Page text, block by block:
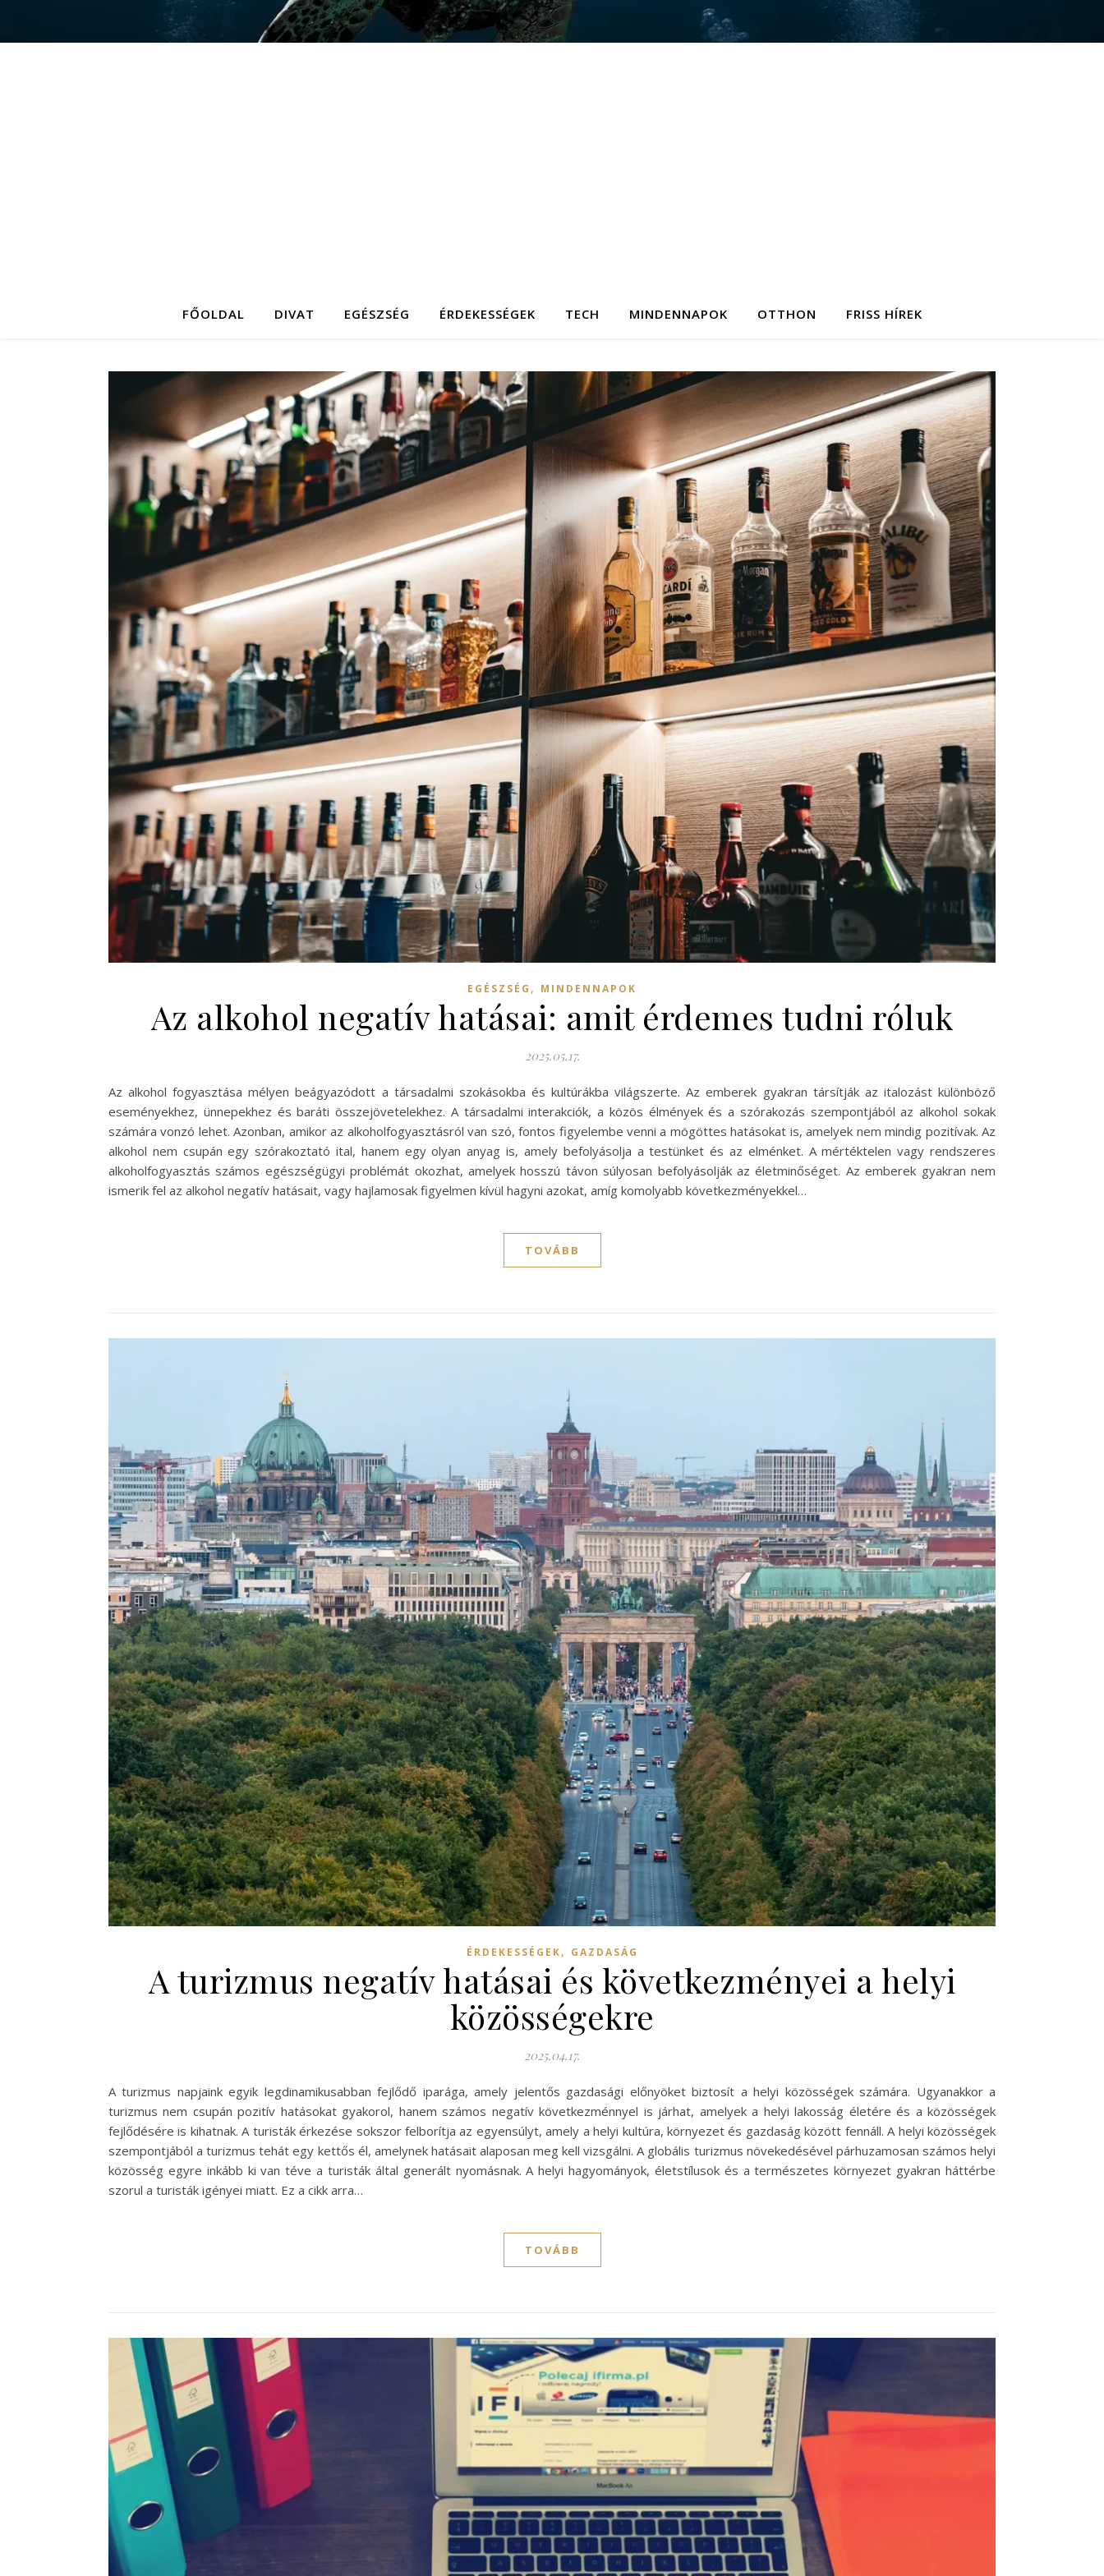
FŐOLDAL DIVAT EGÉSZSÉG ÉRDEKESSÉGEK TECH MINDENNAPOK OTTHON FRISS HÍREK
EGÉSZSÉG , MINDENNAPOK
Az alkohol negatív hatásai: amit érdemes tudni róluk
2025.05.17.
Az alkohol fogyasztása mélyen beágyazódott a társadalmi szokásokba és kultúrákba világszerte. Az emberek gyakran társítják az italozást különböző
eseményekhez, ünnepekhez és baráti összejövetelekhez. A társadalmi interakciók, a közös élmények és a szórakozás szempontjából az alkohol sokak
számára vonzó lehet. Azonban, amikor az alkoholfogyasztásról van szó, fontos figyelembe venni a mögöttes hatásokat is, amelyek nem mindig pozitívak. Az
alkohol nem csupán egy szórakoztató ital, hanem egy olyan anyag is, amely befolyásolja a testünket és az elménket. A mértéktelen vagy rendszeres
alkoholfogyasztás számos egészségügyi problémát okozhat, amelyek hosszú távon súlyosan befolyásolják az életminőséget. Az emberek gyakran nem
ismerik fel az alkohol negatív hatásait, vagy hajlamosak figyelmen kívül hagyni azokat, amíg komolyabb következményekkel…
TOVÁBB
ÉRDEKESSÉGEK, GAZDASÁG
A turizmus negatív hatásai és következményei a helyi
közösségekre
2025.04.17.
A turizmus napjaink egyik legdinamikusabban fejlődő iparága, amely jelentős gazdasági előnyöket biztosít a helyi közösségek számára. Ugyanakkor a
turizmus nem csupán pozitív hatásokat gyakorol, hanem számos negatív következménnyel is járhat, amelyek a helyi lakosság életére és a közösségek
fejlődésére is kihatnak. A turisták érkezése sokszor felborítja az egyensúlyt, amely a helyi kultúra, környezet és gazdaság között fennáll. A helyi közösségek
szempontjából a turizmus tehát egy kettős él, amelynek hatásait alaposan meg kell vizsgálni. A globális turizmus növekedésével párhuzamosan számos helyi
közösség egyre inkább ki van téve a turisták által generált nyomásnak. A helyi hagyományok, életstílusok és a természetes környezet gyakran háttérbe
szorul a turisták igényei miatt. Ez a cikk arra…
TOVÁBB